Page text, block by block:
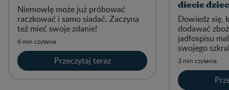
Niemowlę może już próbować
raczkować i samo siadać. Zaczyna
też mieć swoje zdanie!
6 min czytania
Przeczytaj teraz
diecie
Dowiedz się,
dodawać
jadłospisu
swojego
pszenicy,
3 min czytania